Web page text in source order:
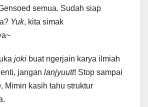
semua. Sudah siap
Yuk, kita simak
joki buat ngerjain karya ilmiah
jangan lanjyuutt! Stop sampai
, Mimin kasih tahu struktur